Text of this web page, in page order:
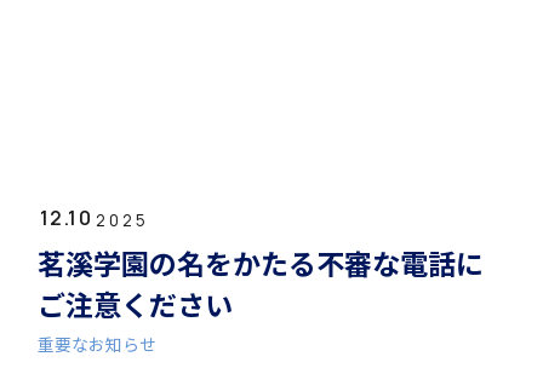
12.10 2025
茗溪学園の名をかたる不審な電話に
ご注意ください
重要なお知らせ
学校長挨拶